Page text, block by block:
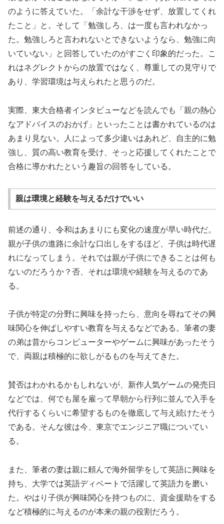
のように答えていた。「余計な干渉をせず、放置してくれ
たこと」と。そして「勉強しろ、は一度も言われなかっ
た。勉強しろと言われないとできないようなら、勉強に向
いていない」と回答していたのがすごく印象的だった。こ
れはネグレクトからの放置ではなく、尊重しての見守りで
あり、学習環境は与えられたと思うのだ。
実際、東大合格者インタビューなどを読んでも「親の熱心
なアドバイスのおかげ」といったことは書かれているのは
あまり見ない。人によって多少違いはあれど、自主的に勉
強し、質の高い教育を受け、そっと応援してくれたことで
合格に導かれたという趣旨の回答をしている。
親は環境と経験を与えるだけでいい
前述の通り、令和はあまりにも変化の速度が早い時代だ。
親が子供の進路に余計な口出しをするほど、子供は時代遅
れになってしまう。それでは親が子供にできることは何も
ないのだろうか？否、それは環境や経験を与えるのであ
る。
子供が特定の分野に興味を持ったら、意向を尋ねてその興
味関心を伸ばしやすい教育を与えるなどである。筆者の妻
の弟は昔からコンピューターやゲームに興味があったそう
で、両親は積極的に欲しがるものを与えてきた。
賛否はわかれるかもしれないが、新作人気ゲームの発売日
などでは、何でも屋を雇って早朝から行列に並んで入手を
代行するくらいに希望するものを徹底して与え続けたそう
である。そんな彼は今、東京でエンジニア職についてい
る。
また、筆者の妻は親に頼んで海外留学をして英語に興味を
持ち、大学では英語ディベートで活躍して英語力を磨い
た。やはり子供が興味関心を持つものに、資金援助をする
など積極的に与えるのが本来の親の役割だろう。